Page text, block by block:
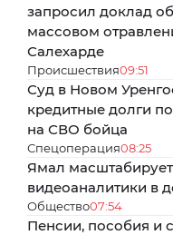
запросил доклад об
массовом
Салехарде
Происшествия09:51
Суд в Новом
кредитные долги
на СВО бойца
Спецоперация08:25
Ямал
видеоаналитики в
Общество07:54
Пенсии, пособия и